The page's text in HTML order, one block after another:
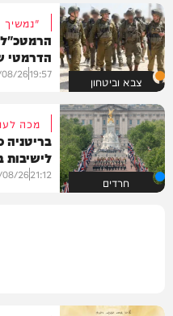
צבא וביטחון
"נמשיך
הרמטכ"ל
הדרמטי
19:57
26
חרדים
מכה
בריטניה
לישיבות
21:12
26